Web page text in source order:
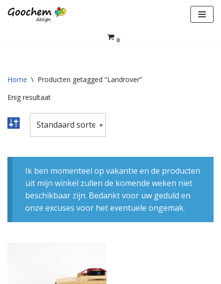
0
Home \ Producten getagged “Landrover”
Enig resultaat
Ik ben momenteel op vakantie en de producten
uit mijn winkel zullen de komende weken niet
beschikbaar zijn. Bedankt voor uw geduld en
onze excuses voor het eventuele ongemak.